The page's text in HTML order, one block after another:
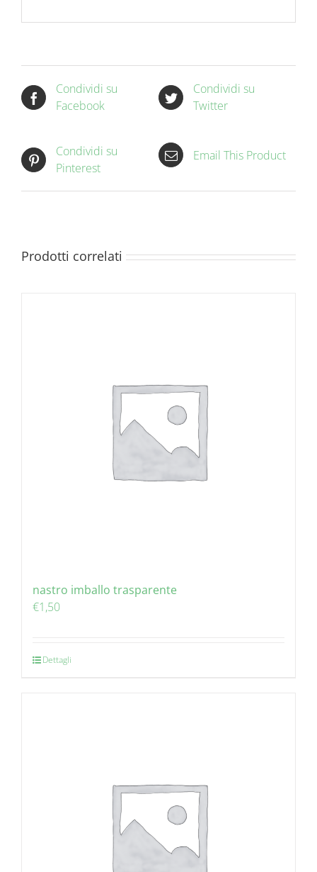
Condividi su
Facebook
Condividi su
Twitter
Condividi su
Pinterest
Email This Product
Prodotti correlati
nastro imballo trasparente
€1,50
Dettagli